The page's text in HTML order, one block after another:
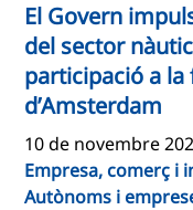
El Govern
del sector
participació a
d’Amsterdam
10 de novembre
Empresa, comerç i
Autònoms i